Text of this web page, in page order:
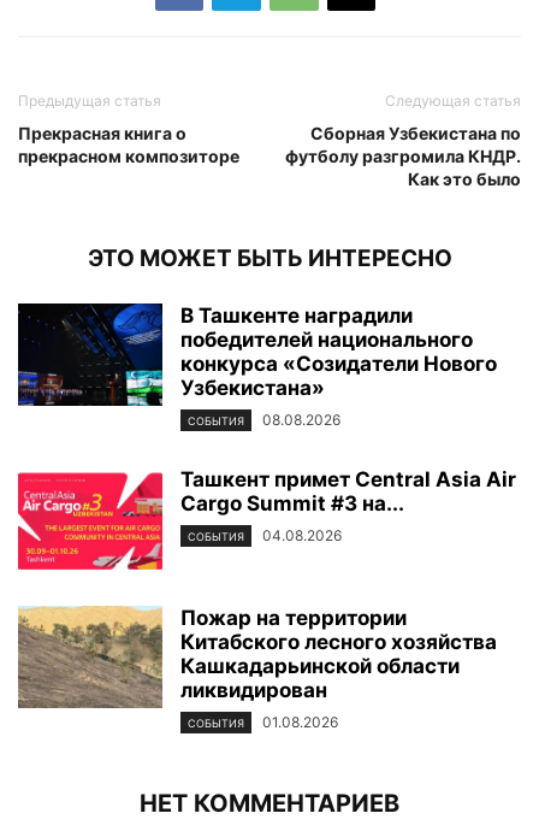
Предыдущая статья
Прекрасная книга о
прекрасном композиторе
Следующая статья
Сборная Узбекистана по
футболу разгромила КНДР.
Как это было
ЭТО МОЖЕТ БЫТЬ ИНТЕРЕСНО
В Ташкенте наградили
победителей национального
конкурса «Созидатели Нового
Узбекистана»
СОБЫТИЯ 08.08.2026
Ташкент примет Central Asia Air
Cargo Summit #3 на...
СОБЫТИЯ 04.08.2026
Пожар на территории
Китабского лесного хозяйства
Кашкадарьинской области
ликвидирован
СОБЫТИЯ 01.08.2026
НЕТ КОММЕНТАРИЕВ